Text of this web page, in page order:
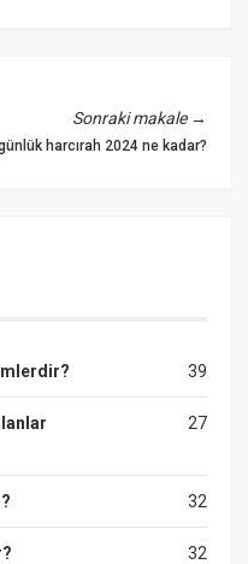
Sonraki makale→
harcırah 2024 ne kadar?
39
27
32
32